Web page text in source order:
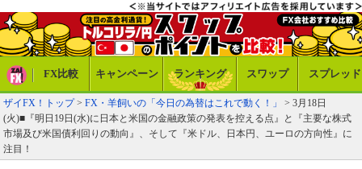
FX比較 キャンペーン ランキング スワップ スプレッド
ザイFX！トップ> FX・羊飼いの「今日の為替はこれで動く！」
> 3月18日
(火)■『明日19日(水)に日本と米国の金融政策の発表を控える点』と『主要な株式
市場及び米国債利回りの動向』、そして『米ドル、日本円、ユーロの方向性』に
注目！